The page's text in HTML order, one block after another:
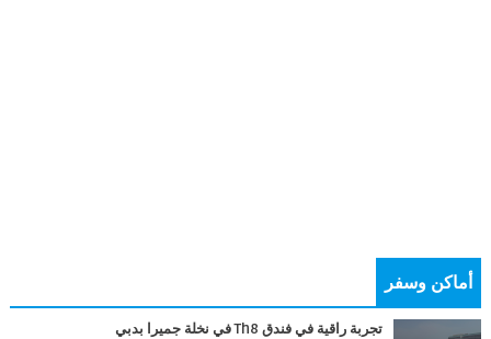
أماكن وسفر
تجربة راقية في فندق Th8 في نخلة جميرا بدبي